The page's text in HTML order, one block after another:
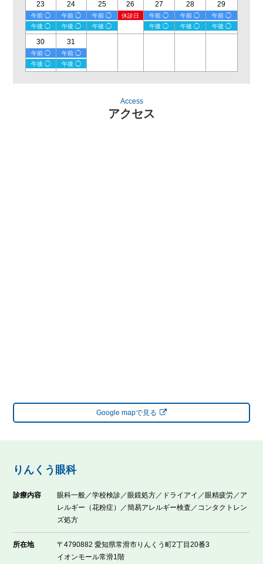
23
午前 ◯
午後 ◯
24
午前 ◯
午後 ◯
25
午前 ◯
午後 ◯
26
休診日
27
午前 ◯
午後 ◯
28
午前 ◯
午後 ◯
29
午前 ◯
午後 ◯
30
午前 ◯
午後 ◯
31
午前 ◯
午後 ◯
Access
アクセス
Google mapで見る
りんくう眼科
診療内容
眼科一般／学校検診／眼鏡処方／ドライアイ／眼精疲労／ア
レルギー（花粉症）／簡易アレルギー検査／コンタクトレン
ズ処方
所在地
〒4790882 愛知県常滑市りんくう町2丁目20番3
イオンモール常滑1階